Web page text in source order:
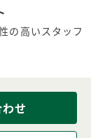
の高いスタッフ
せ